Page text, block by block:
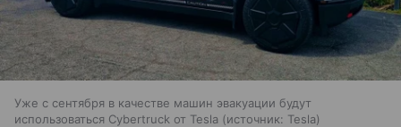
Уже с сентября в качестве машин эвакуации будут
использоваться Cybertruck от Tesla
источник: Tesla